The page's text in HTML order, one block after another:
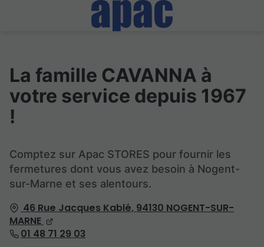
La famille CAVANNA à
votre service depuis 1967
!
Comptez sur Apac STORES pour fournir les
fermetures dont vous avez besoin à Nogent-
sur-Marne et ses alentours.
46 Rue Jacques Kablé, 94130 NOGENT-SUR-
MARNE
01 48 71 29 03